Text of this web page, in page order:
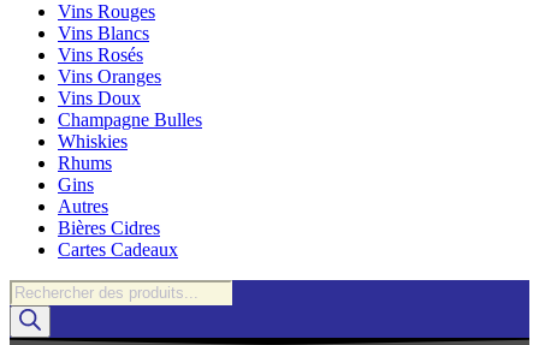
Vins Rouges
Vins Blancs
Vins Rosés
Vins Oranges
Vins Doux
Champagne Bulles
Whiskies
Rhums
Gins
Autres
Bières Cidres
Cartes Cadeaux
Recherche
de
produits